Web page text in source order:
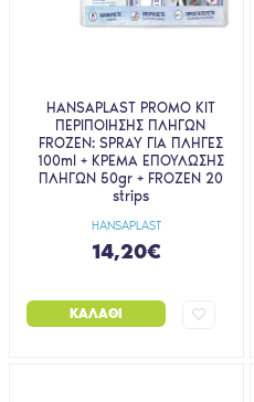
HANSAPLAST
HANSAPLAST PROMO KIT
ΠΕΡΙΠΟΙΗΣΗΣ ΠΛΗΓΩΝ
FROZEN: SPRAY ΓΙΑ ΠΛΗΓΕΣ
100ml + ΚΡΕΜΑ ΕΠΟΥΛΩΣΗΣ
ΠΛΗΓΩΝ 50gr + FROZEN 20
strips
14,20€
ΚΑΛΆΘΙ